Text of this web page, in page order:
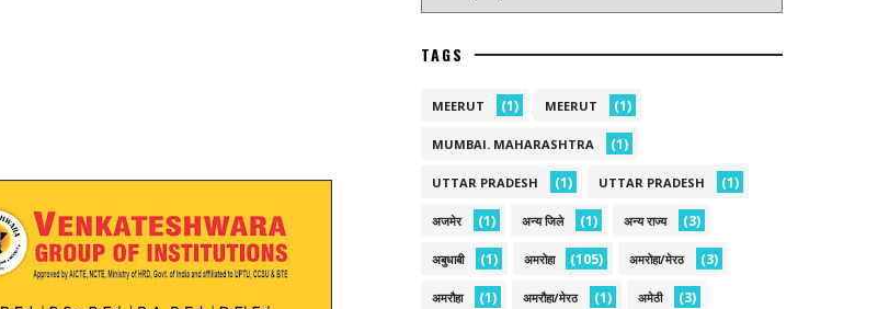
TAGS
MEERUT (1) MEERUT (1)
MUMBAI. MAHARASHTRA (1)
UTTAR PRADESH (1) UTTAR PRADESH (1)
अजमेर (1) अन्य जिले (1) अन्य राज्य (3)
अबुधाबी (1) अमरोहा (105) अमरोहा/मेरठ (3)
अमरौहा (1) अमरौहा/मेरठ (1) अमेठी (3)